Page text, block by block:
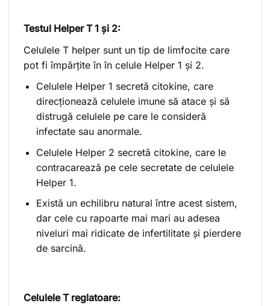
Testul Helper T 1 și 2:
Celulele T helper sunt un tip de limfocite care
pot fi împărțite în în celule Helper 1 și 2.
Celulele Helper 1 secretă citokine, care
direcționează celulele imune să atace și să
distrugă celulele pe care le consideră
infectate sau anormale.
Celulele Helper 2 secretă citokine, care le
contracarează pe cele secretate de celulele
Helper 1.
Există un echilibru natural între acest sistem,
dar cele cu rapoarte mai mari au adesea
niveluri mai ridicate de infertilitate și pierdere
de sarcină.
Celulele T reglatoare: